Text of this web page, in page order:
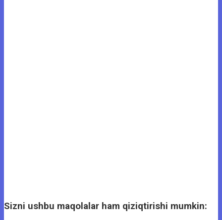
Sizni ushbu maqolalar ham qiziqtirishi mumkin: